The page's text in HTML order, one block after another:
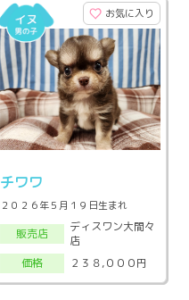
お気に入り
チワワ
２０２６年５月１９日生まれ
販売店
ディスワン大間々
店
価格
２３８,０００円